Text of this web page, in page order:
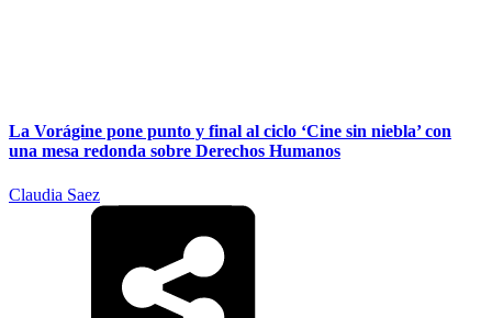
La Vorágine pone punto y final al ciclo ‘Cine sin niebla’ con
una mesa redonda sobre Derechos Humanos
Claudia Saez